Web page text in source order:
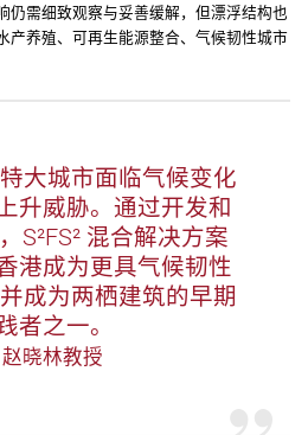
仍需细致观察与妥善缓解，但漂浮结构也
产养殖、可再生能源整合、气候韧性城市
大城市面临气候变化
升威胁。通过开发和
S²FS² 混合解决方案
港成为更具气候韧性
并成为两栖建筑的早期
者之一。
晓林教授